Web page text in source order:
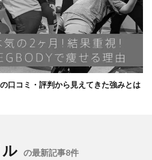
口コミ・評判から見えてきた強みとは
の最新記事8件